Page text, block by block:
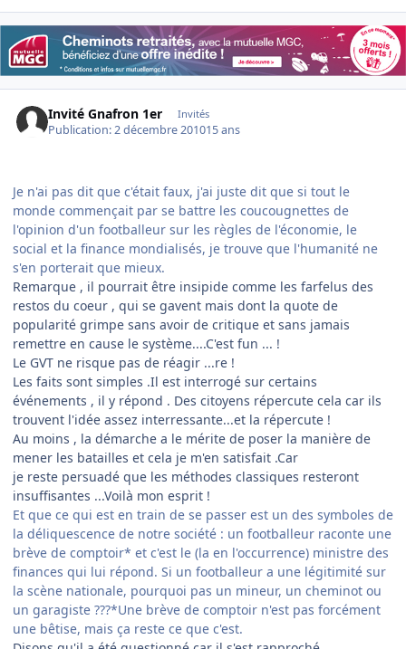
Invité Gnafron 1er Invités
Publication:2 décembre 201015 ans
Je n'ai pas dit que c'était faux, j'ai juste dit que si tout le
monde commençait par se battre les coucougnettes de
l'opinion d'un footballeur sur les règles de l'économie, le
social et la finance mondialisés, je trouve que l'humanité ne
s'en porterait que mieux.
Remarque , il pourrait être insipide comme les farfelus des
restos du coeur , qui se gavent mais dont la quote de
popularité grimpe sans avoir de critique et sans jamais
remettre en cause le système....C'est fun ... !
Le GVT ne risque pas de réagir ...re !
Les faits sont simples .Il est interrogé sur certains
événements , il y répond . Des citoyens répercute cela car ils
trouvent l'idée assez interressante...et la répercute !
Au moins , la démarche a le mérite de poser la manière de
mener les batailles et cela je m'en satisfait .Car
je reste persuadé que les méthodes classiques resteront
insuffisantes ...Voilà mon esprit !
Et que ce qui est en train de se passer est un des symboles de
la déliquescence de notre société : un footballeur raconte une
brève de comptoir* et c'est le (la en l'occurrence) ministre des
finances qui lui répond. Si un footballeur a une légitimité sur
la scène nationale, pourquoi pas un mineur, un cheminot ou
un garagiste ???*Une brève de comptoir n'est pas forcément
une bêtise, mais ça reste ce que c'est.